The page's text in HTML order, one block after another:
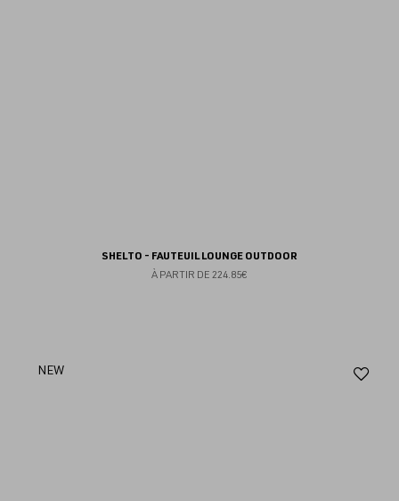
SHELTO - FAUTEUIL LOUNGE OUTDOOR
À PARTIR DE 224.85€
NEW